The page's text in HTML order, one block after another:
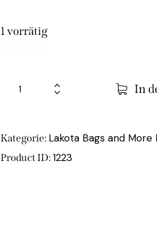
1 vorrätig
In
Kategorie: Lakota Bags and More
Product ID:1223